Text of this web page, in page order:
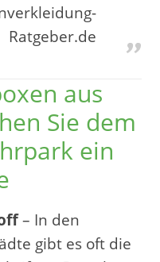
Ratgeber.de
aus
Sie dem
ein
– In den
gibt es oft die